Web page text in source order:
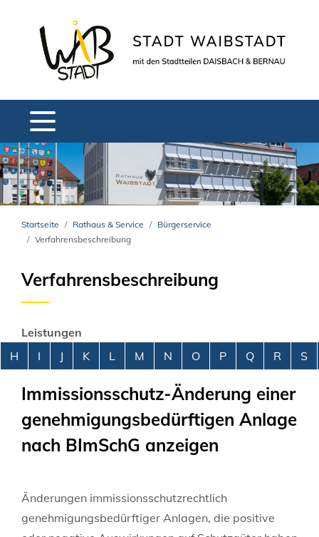
Startseite Rathaus & Service
Bürgerservice
Verfahrensbeschreibung
Verfahrensbeschreibung
Leistungen
Alphabetisches Register überspringen
H I J K L M N O P Q R S
Immissionsschutz-Änderung einer
genehmigungsbedürftigen Anlage
nach BImSchG anzeigen
Änderungen immissionsschutzrechtlich
genehmigungsbedürftiger Anlagen, die positive